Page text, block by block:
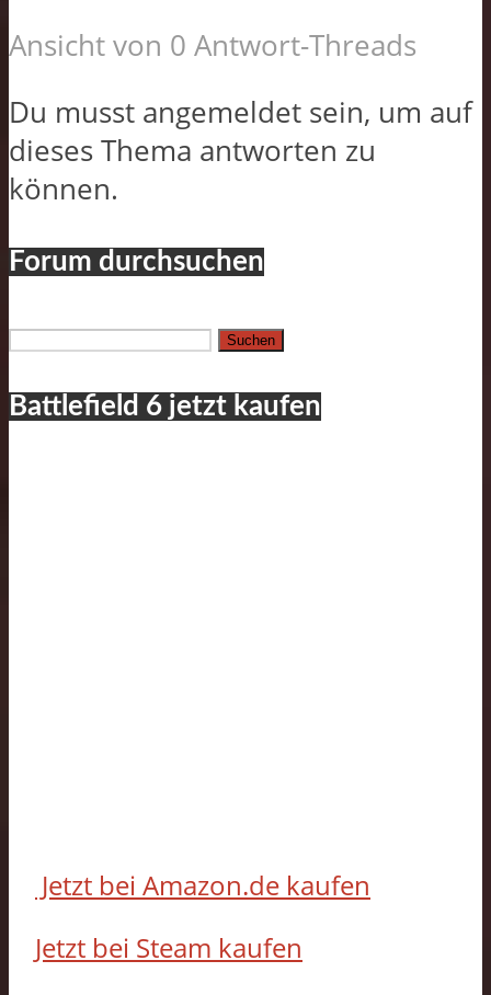
Ansicht von 0 Antwort-Threads
Du musst angemeldet sein, um auf
dieses Thema antworten zu
können.
Forum durchsuchen
Suchen
Battlefield 6 jetzt kaufen
Jetzt bei Amazon.de kaufen
Jetzt bei Steam kaufen